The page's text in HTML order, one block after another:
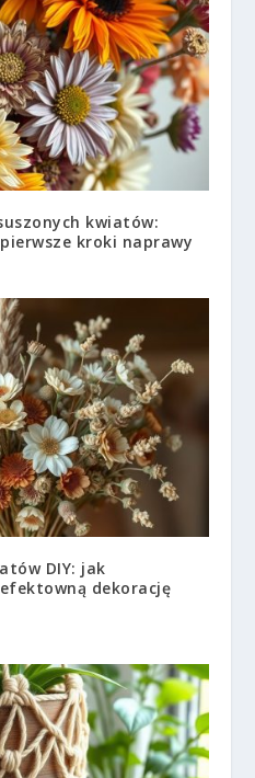
kwiatów:
kroki naprawy
DIY: jak
dekorację